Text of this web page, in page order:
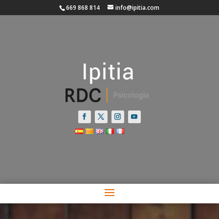
669 868 814 info@ipitia.com